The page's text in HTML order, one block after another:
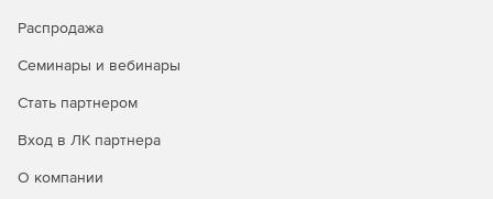
Распродажа
Семинары и вебинары
Стать партнером
Вход в ЛК партнера
О компании